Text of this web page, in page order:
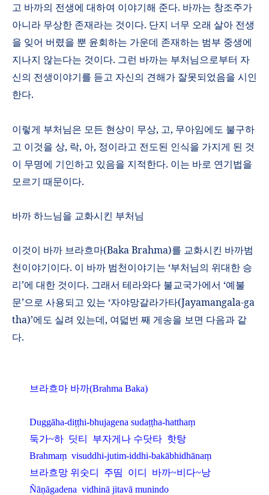
고 바까의 전생에 대하여 이야기해 준다. 바까는 창조주가
아니라 무상한 존재라는 것이다. 단지 너무 오래 살아 전생
을 잊어 버렸을 뿐 윤회하는 가운데 존재하는 범부 중생에
지나지 않는다는 것이다. 그런 바까는 부처님으로부터 자
신의 전생이야기를 듣고 자신의 견해가 잘못되었음을 시인
한다.
이렇게 부처님은 모든 현상이 무상, 고, 무아임에도 불구하
고 이것을 상, 락, 아, 정이라고 전도된 인식을 가지게 된 것
이 무명에 기인하고 있음을 지적한다. 이는 바로 연기법을
모르기 때문이다.
바까 하느님을 교화시킨 부처님
이것이 바까 브라흐마(Baka Brahma)를 교화시킨 바까범
천이야기이다. 이 바까 범천이야기는 ‘부처님의 위대한 승
리’에 대한 것이다. 그래서 테라와다 불교국가에서 ‘예불
문’으로 사용되고 있는 ‘자야망갈라가타(Jayamangala-ga
tha)’에도 실려 있는데, 여덟번 째 게송을 보면 다음과 같
다.
브라흐마 바까(Brahma Baka)
Duggāha-diṭṭhi-bhujagena sudaṭṭha-hatthaṃ
둑가~하 딧티 부자게나 수닷타 핫탕
Brahmaṃ visuddhi-jutim-iddhi-bakābhidhānaṃ
브라흐망 위숫디
주띰 이디 바까~비다~낭
Ñāṇāgadena vidhinā jitavā munindo